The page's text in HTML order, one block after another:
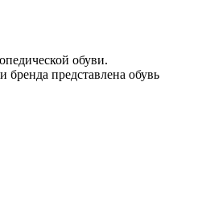
обуви.
бренда представлена обувь